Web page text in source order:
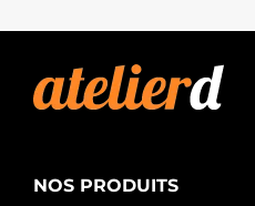
NOS PRODUITS